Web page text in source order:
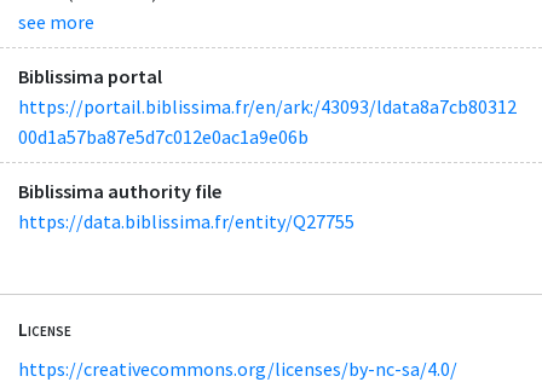
see more
Biblissima portal
https://portail.biblissima.fr/en/ark:/43093/ldata8a7cb80312
00d1a57ba87e5d7c012e0ac1a9e06b
Biblissima authority file
https://data.biblissima.fr/entity/Q27755
License
https://creativecommons.org/licenses/by-nc-sa/4.0/